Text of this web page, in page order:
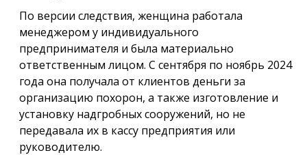
По версии следствия, женщина работала
менеджером у индивидуального
предпринимателя и была материально
ответственным лицом. С сентября по ноябрь 2024
года она получала от клиентов деньги за
организацию похорон, а также изготовление и
установку надгробных сооружений, но не
передавала их в кассу предприятия или
руководителю.